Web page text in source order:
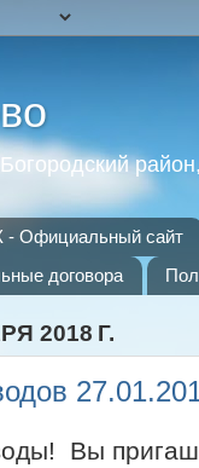
- Официальный сайт
договора
2018 Г.
Вы